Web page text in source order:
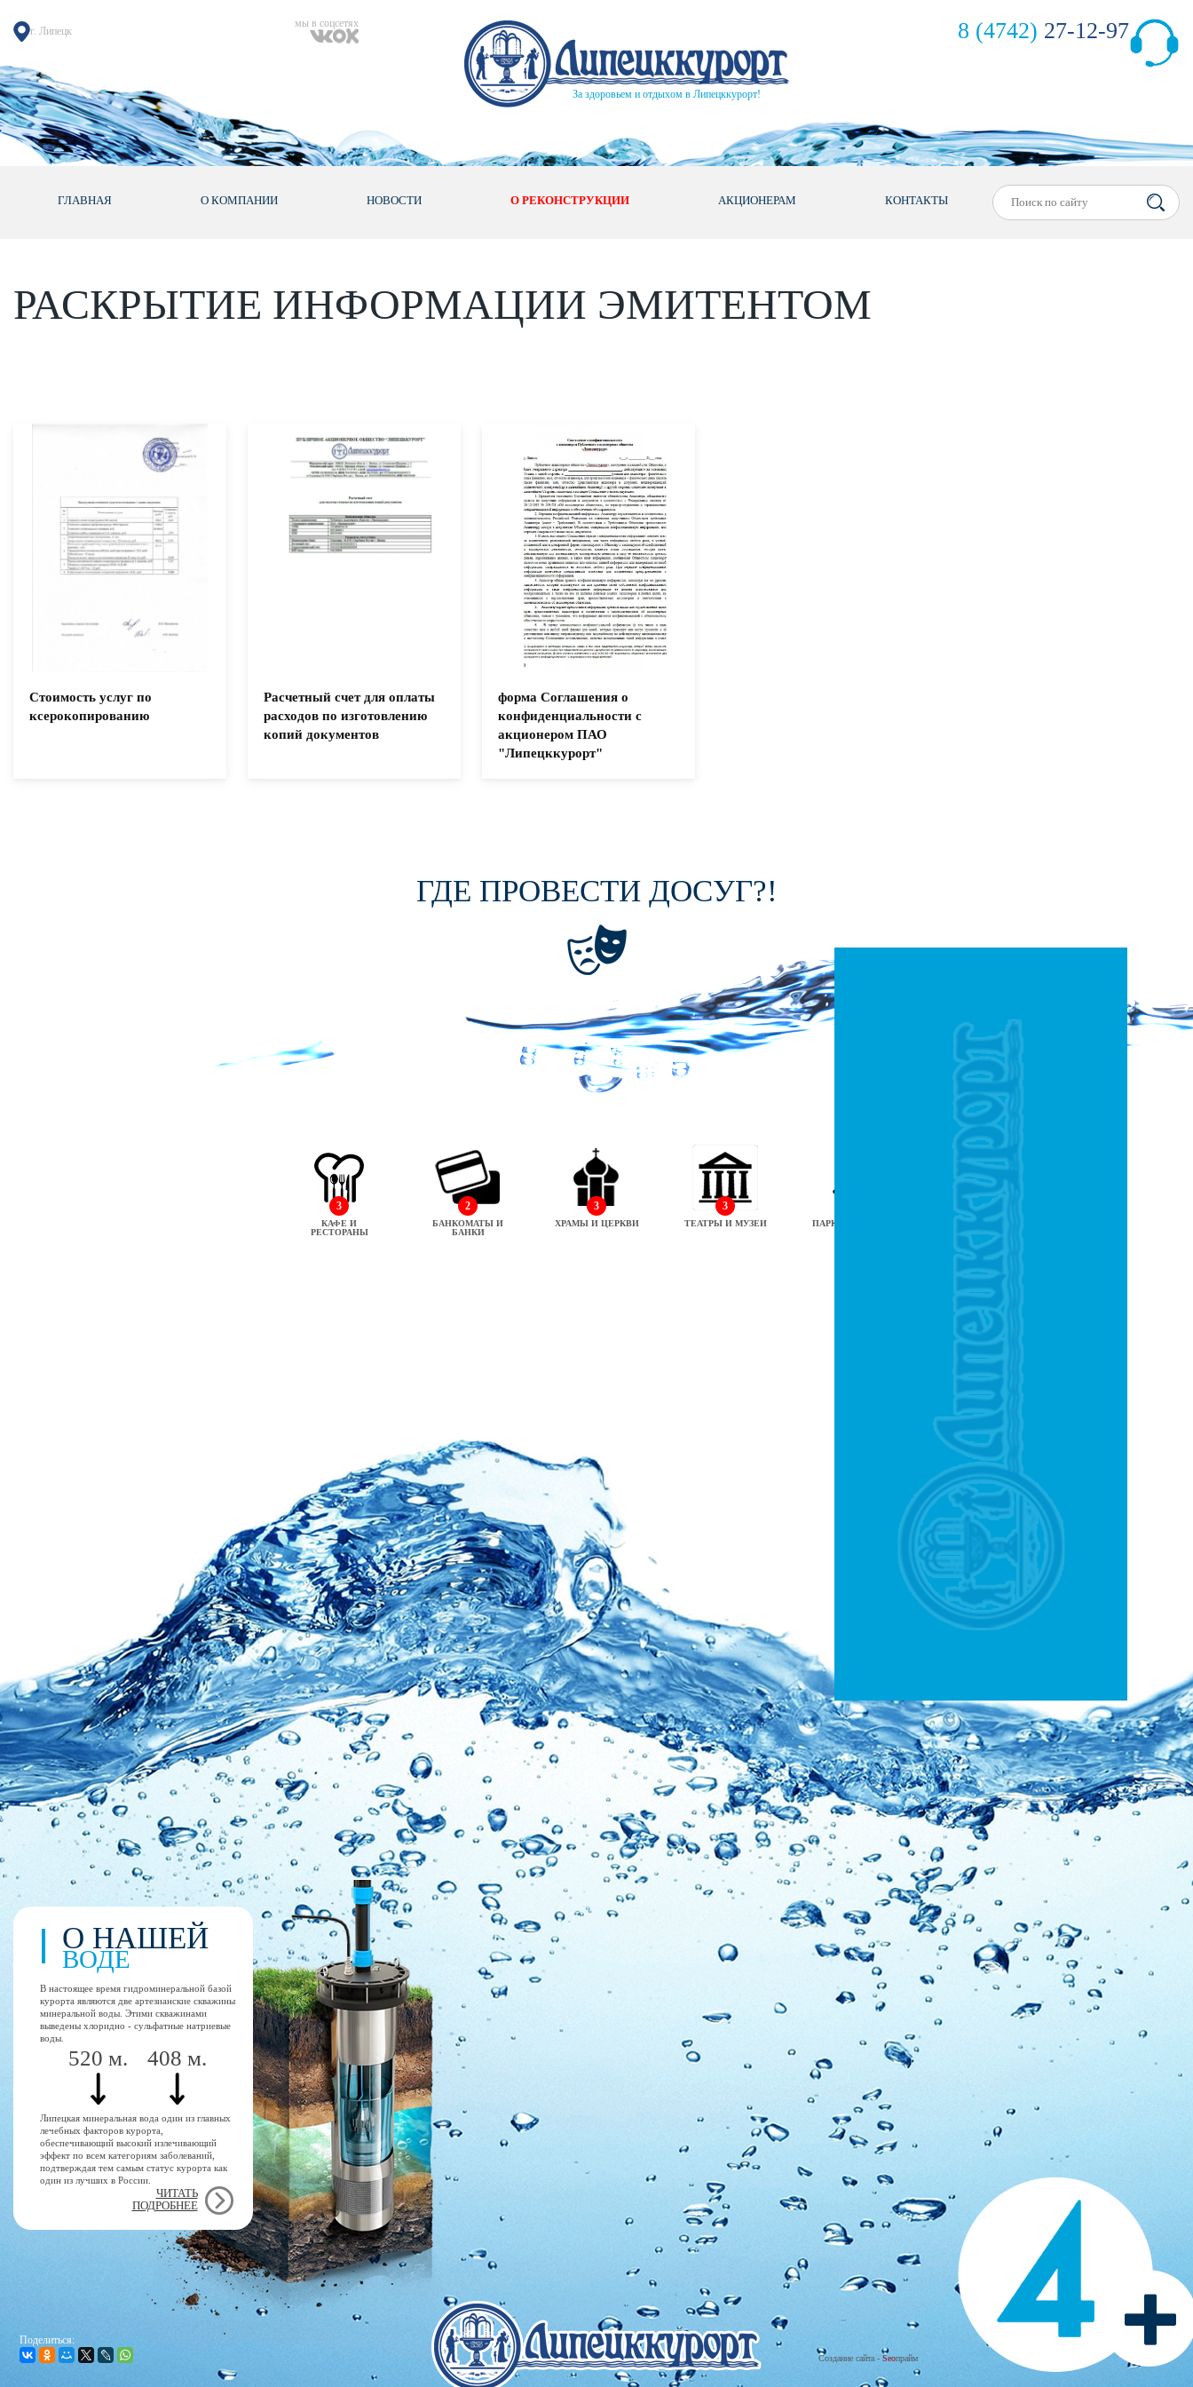
г. Липецк
мы в соцсетях
За здоровьем и отдыхом в Липецккурорт!
8 (4742) 27-12-97
ГЛАВНАЯ О КОМПАНИИ НОВОСТИ О РЕКОНСТРУКЦИИ АКЦИОНЕРАМ КОНТАКТЫ
РАСКРЫТИЕ ИНФОРМАЦИИ ЭМИТЕНТОМ
Стоимость услуг по
ксерокопированию
Расчетный счет для оплаты
расходов по изготовлению
копий документов
форма Соглашения о
конфиденциальности с
акционером ПАО
"Липецккурорт"
ГДЕ ПРОВЕСТИ ДОСУГ?!
3
КАФЕ И
РЕСТОРАНЫ
2
БАНКОМАТЫ И
БАНКИ
3
ХРАМЫ И ЦЕРКВИ
3
ТЕАТРЫ И МУЗЕИ ПАРКИ И СКВЕРЫ
О НАШЕЙ
ВОДЕ
В настоящее время гидроминеральной базой
курорта являются две артезианские скважины
минеральной воды. Этими скважинами
выведены хлоридно - сульфатные натриевые
воды.
520 м. 408 м.
Липецкая минеральная вода один из главных
лечебных факторов курорта,
обеспечивающий высокий излечивающий
эффект по всем категориям заболеваний,
подтверждая тем самым статус курорта как
один из лучших в России.
ЧИТАТЬ
ПОДРОБНЕЕ
Поделиться:
Создание сайта - Seoпрайм